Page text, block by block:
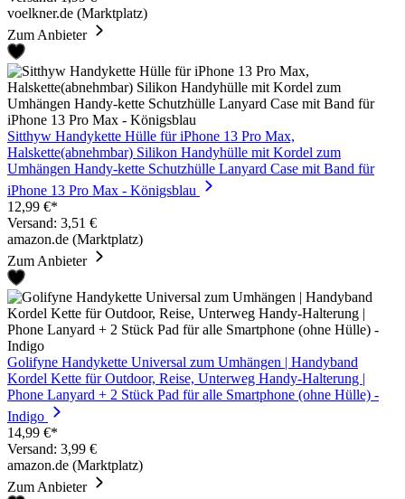
voelkner.de (Marktplatz)
Zum Anbieter
Sitthyw Handykette Hülle für iPhone 13 Pro Max,
Halskette(abnehmbar) Silikon Handyhülle mit Kordel zum
Umhängen Handy-kette Schutzhülle Lanyard Case mit Band für
iPhone 13 Pro Max - Königsblau
12,99 €*
Versand: 3,51 €
amazon.de (Marktplatz)
Zum Anbieter
Golifyne Handykette Universal zum Umhängen | Handyband
Kordel Kette für Outdoor, Reise, Unterweg Handy-Halterung |
Phone Lanyard + 2 Stück Pad für alle Smartphone (ohne Hülle) -
Indigo
14,99 €*
Versand: 3,99 €
amazon.de (Marktplatz)
Zum Anbieter